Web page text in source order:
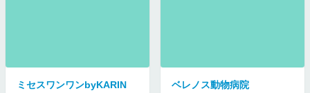
ミセスワンワンbyKARIN
ベレノス動物病院